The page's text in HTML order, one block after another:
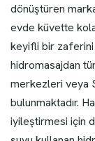
dönüştüren
evde küvette
keyifli bir zaferini
hidromasajdan
merkezleri veya
bulunmaktadır.
iyileştirmesi için